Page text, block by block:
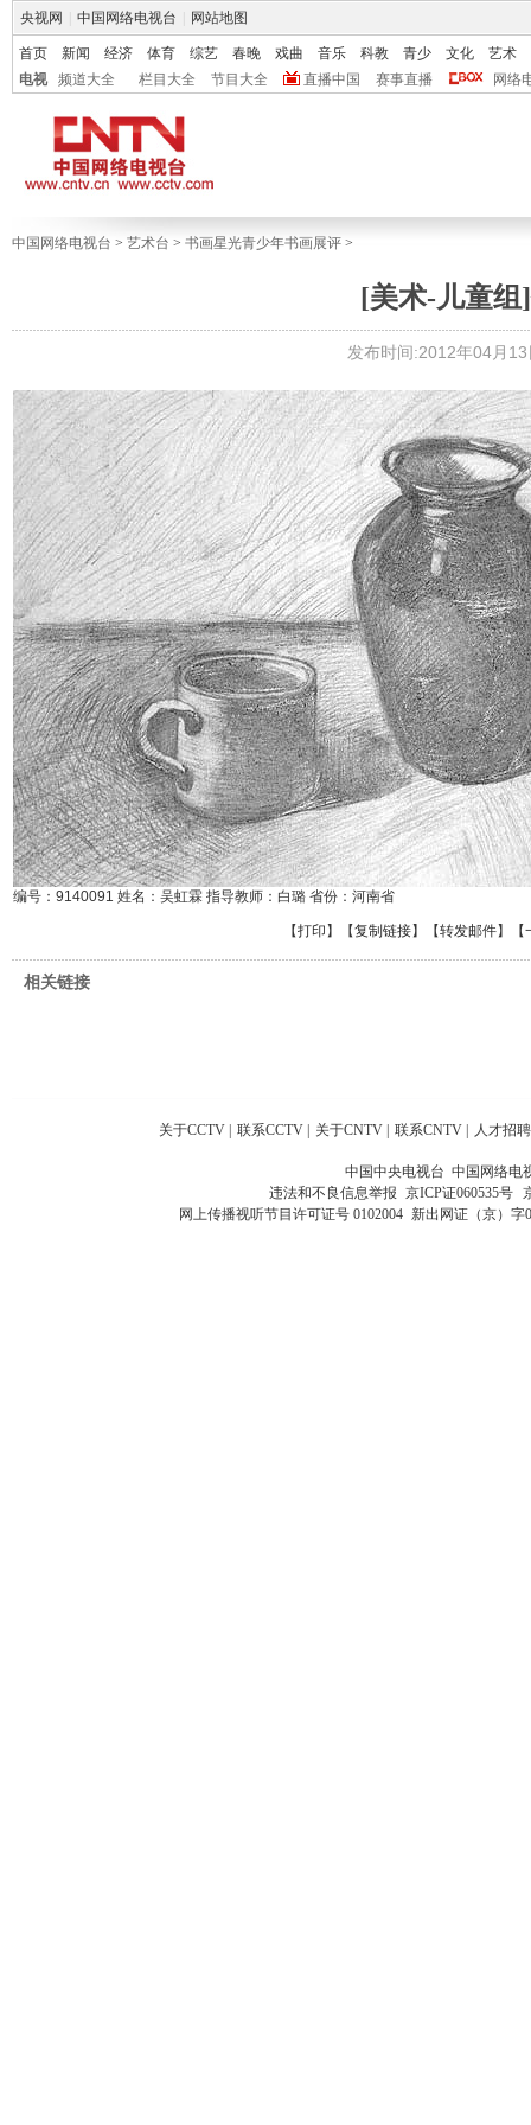
央视网 中国网络电视台 网站地图
首页 新闻 经济 体育 综艺 春晚 戏曲 音乐 科教 青少 文化
艺术
电视
频道大全 栏目大全 节目大全 直播中国 赛事直播 网络
中国网络电视台 > 艺术台 > 书画星光青少年书画展评 >
[美术-儿童组
发布时间:2012年04月
编号：9140091 姓名：吴虹霖 指导教师：白璐 省份：河南省
【打印 】【复制链接】【转发邮件】
相关链接
关于CCTV 联系CCTV 关于CNTV 联系CNTV 人才招聘
中国中央电视台 中国网络电
违法和不良信息举报 京ICP证060535号
网上传播视听节目许可证号 0102004 新出网证（京）